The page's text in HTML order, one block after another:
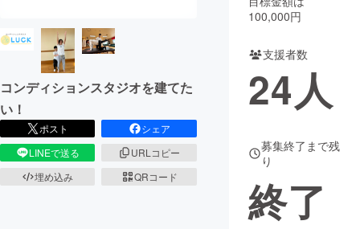
CAMPFIREふるさと納税
コミュニティ
コンディションスタジオを建てた
い！
ポスト
シェア
LINEで送る
URLコピー
埋め込み
QRコード
100,000円
支援者数
24人
募集終了まで残
り
終了